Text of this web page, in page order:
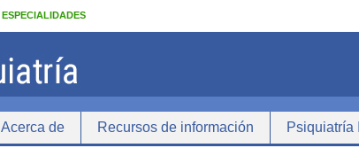
ESPECIALIDADES
Acerca de Recursos de información Psiquiatría